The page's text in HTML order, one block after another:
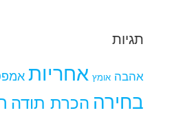
תגיות
אהבה אומץ אחריות
בחירה הכרת תודה